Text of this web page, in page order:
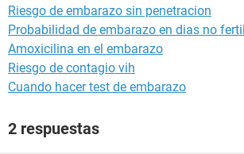
Riesgo de embarazo sin penetracion
Probabilidad de embarazo en dias no
Amoxicilina en el embarazo
Riesgo de contagio vih
Cuando hacer test de embarazo
2 respuestas